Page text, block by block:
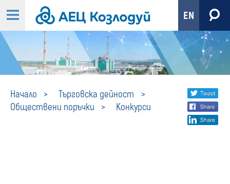
EN
Начало
Търговска дейност
Обществени поръчки
Конкурси
Конкурси
Share
social